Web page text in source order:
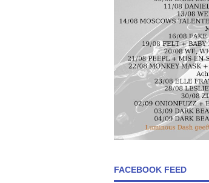
FACEBOOK FEED